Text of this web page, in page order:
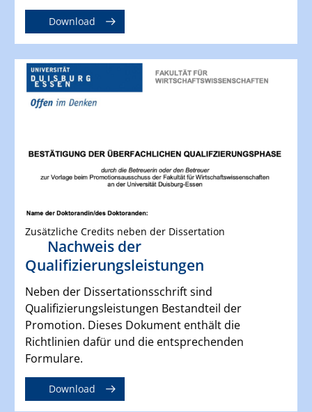
Download
Zusätzliche Credits neben der Dissertation
Nachweis der
Qualifizierungsleistungen
Neben der Dissertationsschrift sind
Qualifizierungsleistungen Bestandteil der
Promotion. Dieses Dokument enthält die
Richtlinien dafür und die entsprechenden
Formulare.
Download